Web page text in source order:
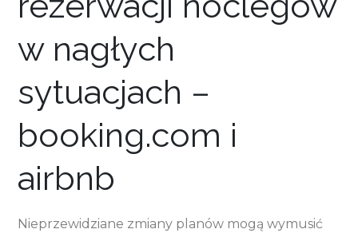
w nagłych
sytuacjach –
booking.com i
airbnb
Nieprzewidziane zmiany planów mogą wymusić